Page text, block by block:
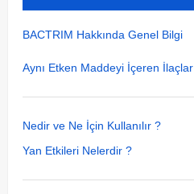
BACTRIM Hakkında Genel Bilgi
Aynı Etken Maddeyi İçeren İlaçlar
Nedir ve Ne İçin Kullanılır ?
Yan Etkileri Nelerdir ?